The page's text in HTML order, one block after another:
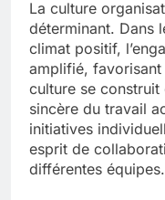
La culture
déterminant. Dans
climat positif,
amplifié,
culture se construit
sincère du travail
initiatives
esprit de
différentes équipes.